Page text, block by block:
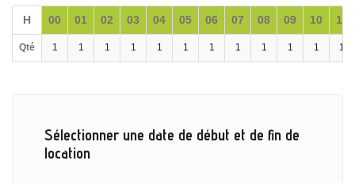
H 00 01 02 03 04 05 06 07 08 09 10 11
Qté 1 1 1 1 1 1 1 1 1 1 1 1
Sélectionner une date de début et de fin de
location